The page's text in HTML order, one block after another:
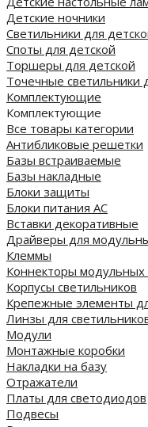
Детские ночники
Светильники для
Споты для детской
Торшеры для детской
Точечные светильники
Комплектующие
Комплектующие
Все товары категории
Антибликовые решетки
Базы встраиваемые
Базы накладные
Блоки защиты
Блоки питания AC
Вставки декоративные
Драйверы для
Клеммы
Коннекторы модульных
Корпусы светильников
Крепежные элементы
Линзы для
Модули
Монтажные коробки
Накладки на базу
Отражатели
Платы для светодиодов
Подвесы